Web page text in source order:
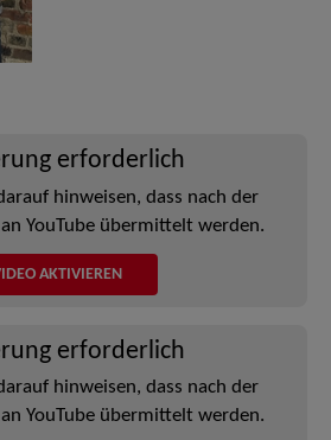
erforderlich
hinweisen, dass nach der
YouTube übermittelt werden.
AKTIVIEREN
erforderlich
hinweisen, dass nach der
YouTube übermittelt werden.